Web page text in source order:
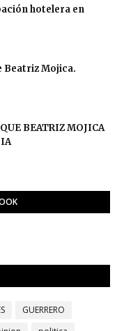
hotelera en
Beatriz Mojica.
BEATRIZ MOJICA
GUERRERO